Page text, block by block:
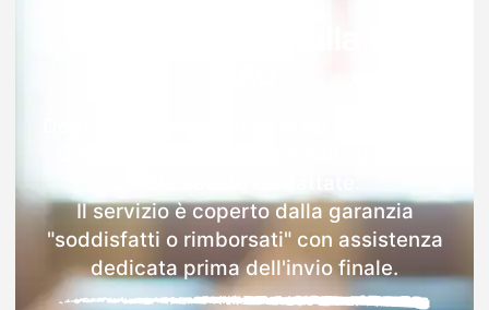
Il servizio è coperto dalla garanzia
"soddisfatti o rimborsati" con assistenza
dedicata prima dell'invio finale.